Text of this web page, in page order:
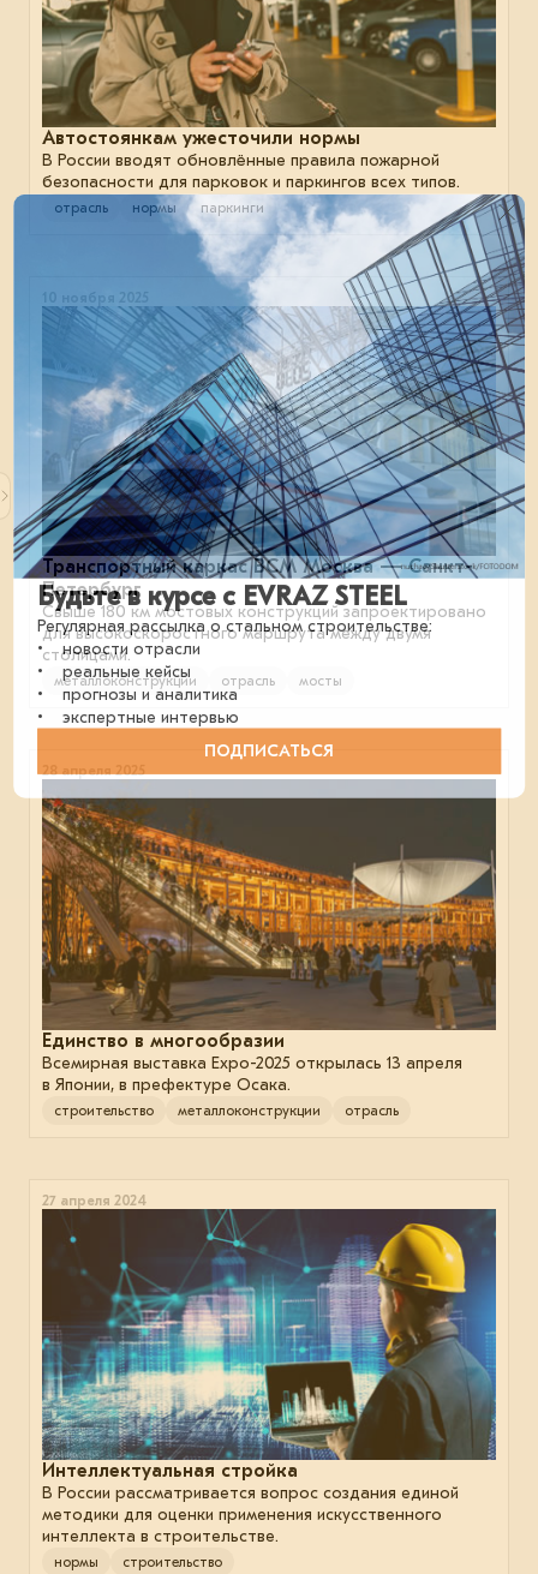
Автостоянкам ужесточили нормы
В России вводят обновлённые правила пожарной
безопасности для парковок и паркингов всех типов.
отрасль нормы паркинги
10 ноября 2025
Транспортный каркас ВСМ Москва — Санкт-
Петербург
Свыше 180 км мостовых конструкций запроектировано
для высокоскоростного маршрута между двумя
столицами.
металлоконструкции отрасль мосты
28 апреля 2025
Единство в многообразии
Всемирная выставка Expo-2025 открылась 13 апреля
в Японии, в префектуре Осака.
строительство металлоконструкции отрасль
27 апреля 2024
Интеллектуальная стройка
В России рассматривается вопрос создания единой
методики для оценки применения искусственного
интеллекта в строительстве.
нормы строительство
Будьте в курсе с EVRAZ STEEL
Регулярная рассылка о стальном строительстве:
• новости отрасли
• реальные кейсы
• прогнозы и аналитика
• экспертные интервью
ПОДПИСАТЬСЯ